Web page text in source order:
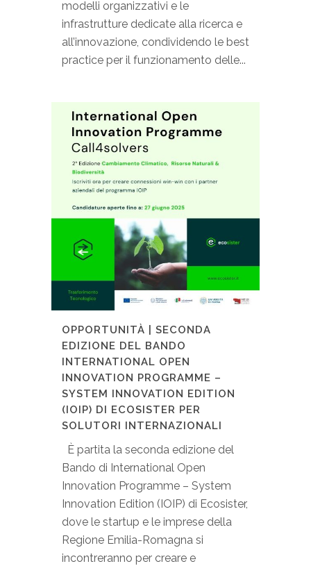
modelli organizzativi e le
infrastrutture dedicate alla ricerca e
all’innovazione, condividendo le best
practice per il funzionamento delle...
OPPORTUNITÀ | SECONDA
EDIZIONE DEL BANDO
INTERNATIONAL OPEN
INNOVATION PROGRAMME –
SYSTEM INNOVATION EDITION
(IOIP) DI ECOSISTER PER
SOLUTORI INTERNAZIONALI
È partita la seconda edizione del
Bando di International Open
Innovation Programme – System
Innovation Edition (IOIP) di Ecosister,
dove le startup e le imprese della
Regione Emilia-Romagna si
incontreranno per creare e